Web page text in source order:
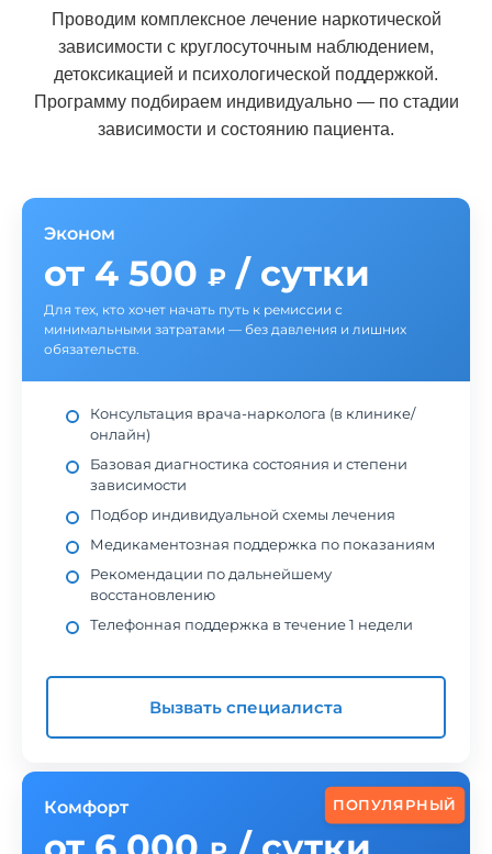
Проводим комплексное лечение наркотической
зависимости с круглосуточным наблюдением,
детоксикацией и психологической поддержкой.
Программу подбираем индивидуально — по стадии
зависимости и состоянию пациента.
Эконом
от 4 500 ₽ / сутки
Для тех, кто хочет начать путь к ремиссии с
минимальными затратами — без давления и лишних
обязательств.
Консультация врача-нарколога (в клинике/
онлайн)
Базовая диагностика состояния и степени
зависимости
Подбор индивидуальной схемы лечения
Медикаментозная поддержка по показаниям
Рекомендации по дальнейшему
восстановлению
Телефонная поддержка в течение 1 недели
Вызвать специалиста
ПОПУЛЯРНЫЙ
Комфорт